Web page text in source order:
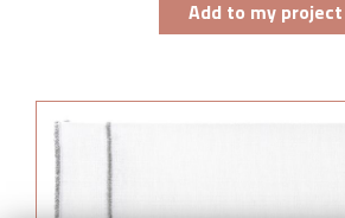
Add to my project